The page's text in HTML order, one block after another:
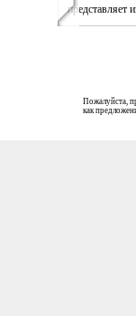
представляет
Пожалуйста,
как